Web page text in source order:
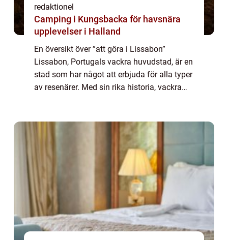
redaktionel
Camping i Kungsbacka för havsnära
upplevelser i Halland
En översikt över ”att göra i Lissabon”
Lissabon, Portugals vackra huvudstad, är en
stad som har något att erbjuda för alla typer
av resenärer. Med sin rika historia, vackra